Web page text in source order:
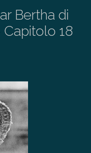
Bertha di
18